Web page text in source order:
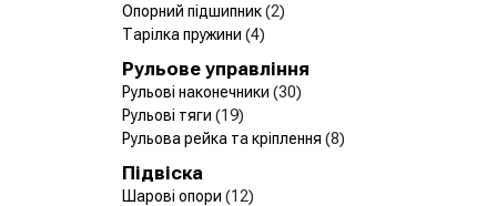
Опорний підшипник(2)
Тарілка пружини (4)
Рульове управління
Рульові наконечники (30)
Рульові тяги (19)
Рульова рейка та кріплення (8)
Підвіска
Шарові опори (12)